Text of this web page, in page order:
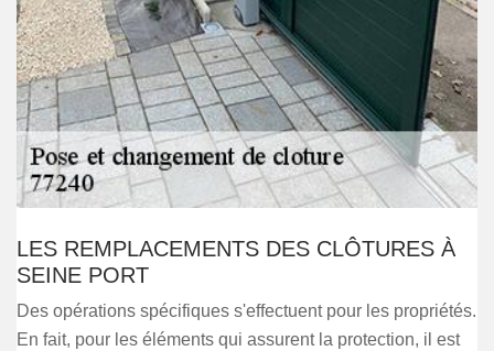
LES REMPLACEMENTS DES CLÔTURES À
SEINE PORT
Des opérations spécifiques s'effectuent pour les propriétés.
En fait, pour les éléments qui assurent la protection, il est